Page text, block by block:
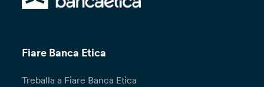
Fiare Banca Etica
Treballa a Fiare Banca Etica